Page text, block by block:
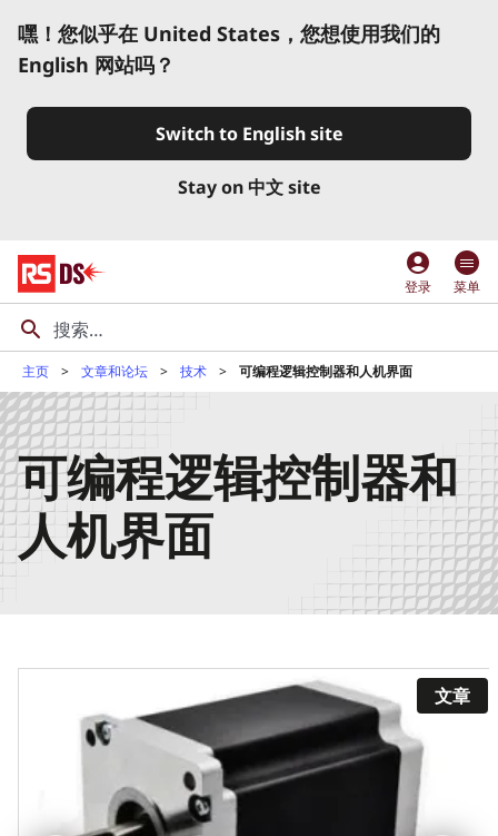
嘿！您似乎在 United States，您想使用我们的
English 网站吗？
Switch to English site
Stay on 中文 site
account_circle
登录 菜单
主页 文章和论坛 技术 可编程逻辑控制器和人机界面
可编程逻辑控制器和
人机界面
文章